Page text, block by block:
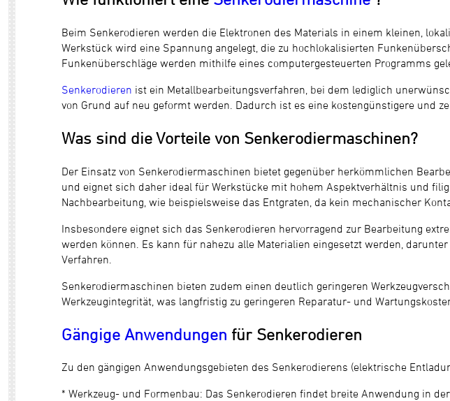
Beim Senkerodieren werden die Elektronen des Materials in einem kleinen,
Werkstück wird eine Spannung angelegt, die zu hochlokalisierten
Funkenüberschläge werden mithilfe eines computergesteuerten Programms
Senkerodieren ist ein Metallbearbeitungsverfahren, bei dem lediglich
von Grund auf neu geformt werden. Dadurch ist es eine kostengünstigere und
Was sind die Vorteile von Senkerodiermaschinen?
Der Einsatz von Senkerodiermaschinen bietet gegenüber herkömmlichen
und eignet sich daher ideal für Werkstücke mit hohem Aspektverhältnis und
Nachbearbeitung, wie beispielsweise das Entgraten, da kein mechanischer
Insbesondere eignet sich das Senkerodieren hervorragend zur Bearbeitung
werden können. Es kann für nahezu alle Materialien eingesetzt werden,
Verfahren.
Senkerodiermaschinen bieten zudem einen deutlich geringeren
Werkzeugintegrität, was langfristig zu geringeren Reparatur- und
Gängige Anwendungen für Senkerodieren
Zu den gängigen Anwendungsgebieten des Senkerodierens (elektrische
* Werkzeug- und Formenbau: Das Senkerodieren findet breite Anwendung in